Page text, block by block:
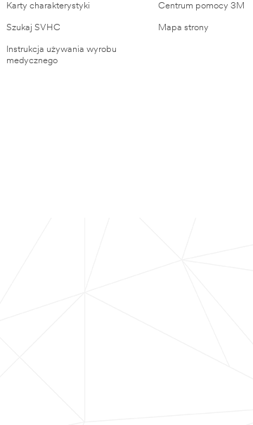
Karty charakterystyki
Szukaj SVHC
Instrukcja używania wyrobu
medycznego
Centrum pomocy 3M
Mapa strony